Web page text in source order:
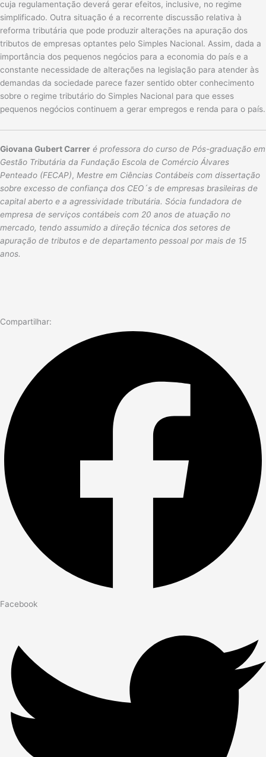
cuja regulamentação deverá gerar efeitos, inclusive, no regime
simplificado. Outra situação é a recorrente discussão relativa à
reforma tributária que pode produzir alterações na apuração dos
tributos de empresas optantes pelo Simples Nacional. Assim, dada a
importância dos pequenos negócios para a economia do país e a
constante necessidade de alterações na legislação para atender às
demandas da sociedade parece fazer sentido obter conhecimento
sobre o regime tributário do Simples Nacional para que esses
pequenos negócios continuem a gerar empregos e renda para o país.
Giovana Gubert Carrer é professora do curso de Pós-graduação em
Gestão Tributária da Fundação Escola de Comércio Álvares
Penteado (FECAP), Mestre em Ciências Contábeis com dissertação
sobre excesso de confiança dos CEO´s de empresas brasileiras de
capital aberto e a agressividade tributária. Sócia fundadora de
empresa de serviços contábeis com 20 anos de atuação no
mercado, tendo assumido a direção técnica dos setores de
apuração de tributos e de departamento pessoal por mais de 15
anos.
Compartilhar:
Facebook